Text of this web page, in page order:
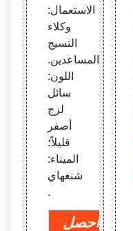
الاستعمال:
وكلاء
النسيج
المساعدين.
اللون:
سائل
لزج
أصفر
قليلاً؛
الميناء:
شنغهاي
.
احصل